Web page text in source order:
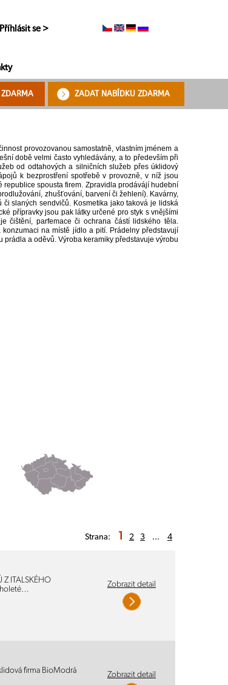
Příhlásit se >
ZADAT NABÍDKU ZDARMA
provozovanou samostatně, vlastním jménem a
době velmi často vyhledávány, a to především při
od odtahových a silničních služeb přes úklidový
k bezprostření spotřebě v provozně, v níž jsou
spousta firem. Zpravidla prodávájí hudební
zhušťování, barvení či žehlení). Kavárny,
slaných sendvičů. Kosmetika jako taková je lidská
přípravky jsou pak látky určené pro styk s vnějšími
čištění, parfemace či ochrana částí lidského těla.
na místě jídlo a pití. Prádelny představují
a oděvů. Výroba keramiky představuje výrobu
Strana: 1 2 3 ... 4
Z ITALSKÉHO
Zobrazit detail
firma BioModrá
Zobrazit detail